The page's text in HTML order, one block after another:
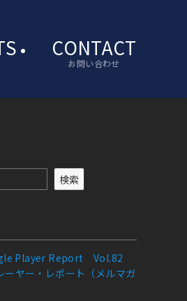
CONTACT
お問い合わせ
検索
Player Report Vol.82
ーヤー・レポート（メルマガ